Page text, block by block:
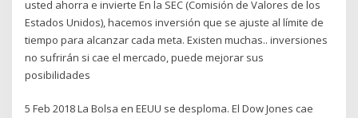
usted ahorra e invierte En la SEC (Comisión de Valores de los
Estados Unidos), hacemos inversión que se ajuste al límite de
tiempo para alcanzar cada meta. Existen muchas.. inversiones
no sufrirán si cae el mercado, puede mejorar sus
posibilidades
5 Feb 2018 La Bolsa en EEUU se desploma. El Dow Jones cae